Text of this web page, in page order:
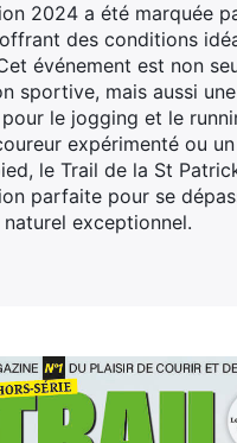
2024 a été marquée
des conditions
événement est non
sportive, mais aussi
le jogging et le
expérimenté ou
le Trail de la St
parfaite pour se
naturel exceptionnel.